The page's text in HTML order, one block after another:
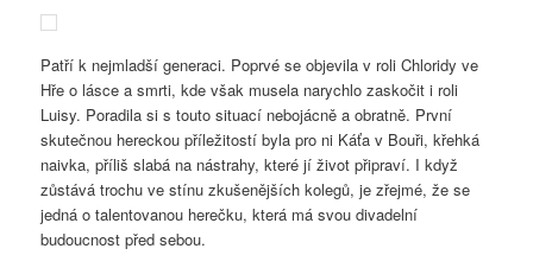
Patří k nejmladší generaci. Poprvé se objevila v roli Chloridy ve
Hře o lásce a smrti, kde však musela narychlo zaskočit i roli
Luisy. Poradila si s touto situací nebojácně a obratně. První
skutečnou hereckou příležitostí byla pro ni Káťa v Bouři, křehká
naivka, příliš slabá na nástrahy, které jí život připraví. I když
zůstává trochu ve stínu zkušenějších kolegů, je zřejmé, že se
jedná o talentovanou herečku, která má svou divadelní
budoucnost před sebou.